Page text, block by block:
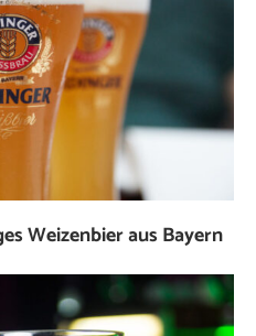
Weizenbier aus Bayern